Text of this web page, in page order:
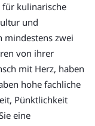
für kulinarische
und
mindestens zwei
von ihrer
mit Herz, haben
hohe fachliche
Pünktlichkeit
eine